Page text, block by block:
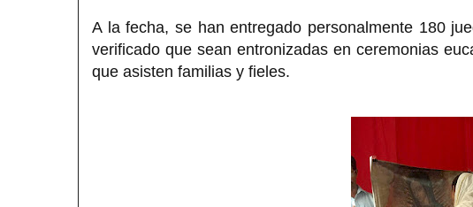
A la fecha, se han entregado personalmente 180
verificado que sean entronizadas en ceremonias
que asisten familias y fieles.